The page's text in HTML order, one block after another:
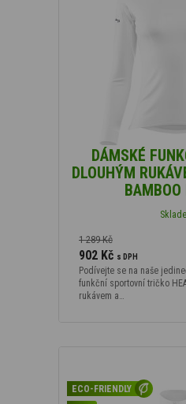
DÁMSKÉ
DLOUHÝM
1 289 Kč
902 Kč s DPH
Podívejte se na naše
funkční sportovní tričko
rukávem a…
ECO-FRIENDLY